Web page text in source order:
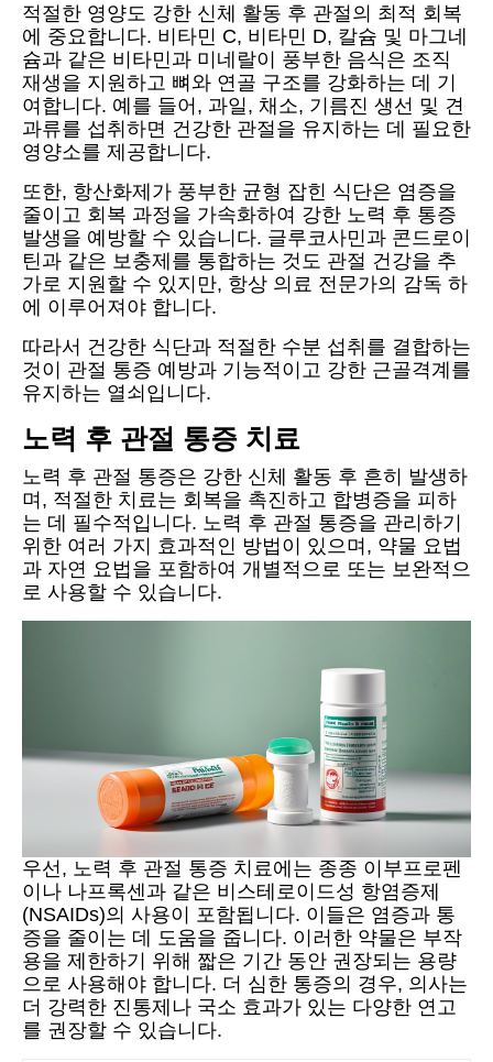
적절한 영양도 강한 신체 활동 후 관절의 최적 회복
에 중요합니다. 비타민 C, 비타민 D, 칼슘 및 마그네
슘과 같은 비타민과 미네랄이 풍부한 음식은 조직
재생을 지원하고 뼈와 연골 구조를 강화하는 데 기
여합니다. 예를 들어, 과일, 채소, 기름진 생선 및 견
과류를 섭취하면 건강한 관절을 유지하는 데 필요한
영양소를 제공합니다.
또한, 항산화제가 풍부한 균형 잡힌 식단은 염증을
줄이고 회복 과정을 가속화하여 강한 노력 후 통증
발생을 예방할 수 있습니다. 글루코사민과 콘드로이
틴과 같은 보충제를 통합하는 것도 관절 건강을 추
가로 지원할 수 있지만, 항상 의료 전문가의 감독 하
에 이루어져야 합니다.
따라서 건강한 식단과 적절한 수분 섭취를 결합하는
것이 관절 통증 예방과 기능적이고 강한 근골격계를
유지하는 열쇠입니다.
노력 후 관절 통증 치료
노력 후 관절 통증은 강한 신체 활동 후 흔히 발생하
며, 적절한 치료는 회복을 촉진하고 합병증을 피하
는 데 필수적입니다. 노력 후 관절 통증을 관리하기
위한 여러 가지 효과적인 방법이 있으며, 약물 요법
과 자연 요법을 포함하여 개별적으로 또는 보완적으
로 사용할 수 있습니다.
우선, 노력 후 관절 통증 치료에는 종종 이부프로펜
이나 나프록센과 같은 비스테로이드성 항염증제
(NSAIDs)의 사용이 포함됩니다. 이들은 염증과 통
증을 줄이는 데 도움을 줍니다. 이러한 약물은 부작
용을 제한하기 위해 짧은 기간 동안 권장되는 용량
으로 사용해야 합니다. 더 심한 통증의 경우, 의사는
더 강력한 진통제나 국소 효과가 있는 다양한 연고
를 권장할 수 있습니다.